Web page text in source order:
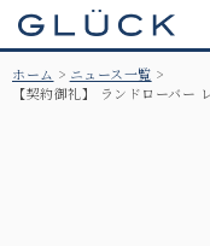
ホーム
ニュース一覧
【契約御礼】 ランドローバ